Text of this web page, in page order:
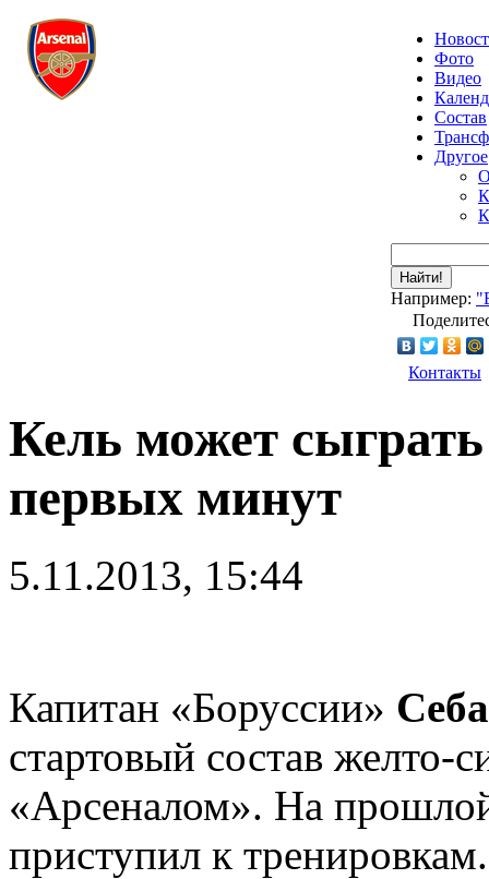
Фото
Видео
Состав
Другое
Найти!
Например:
Контакты
Кель может
первых минут
5.11.2013, 15:44
Капитан «Боруссии»
стартовый состав желто-
«Арсеналом». На
приступил к тренировкам.